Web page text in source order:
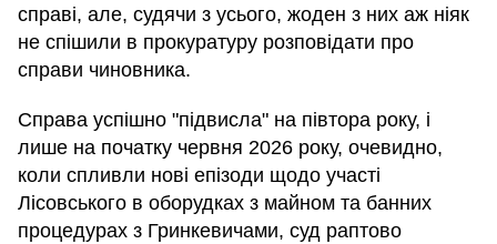
справі, але, судячи з усього, жоден з них аж ніяк
не спішили в прокуратуру розповідати про
справи чиновника.
Справа успішно "підвисла" на півтора року, і
лише на початку червня 2026 року, очевидно,
коли спливли нові епізоди щодо участі
Лісовського в оборудках з майном та банних
процедурах з Гринкевичами, суд раптово